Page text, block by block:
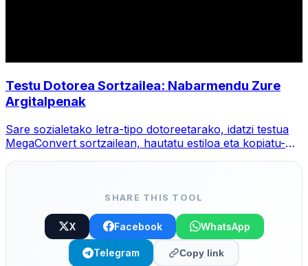
Testu Dotorea Sortzailea: Nabarmendu Zure
Argitalpenak
Sare sozialetako letra-tipo dotoreetarako, idatzi testua
MegaConvert sortzailean, hautatu estiloa eta kopiatu-
SHARE THIS TOOL
X Facebook WhatsApp
Telegram Copy link